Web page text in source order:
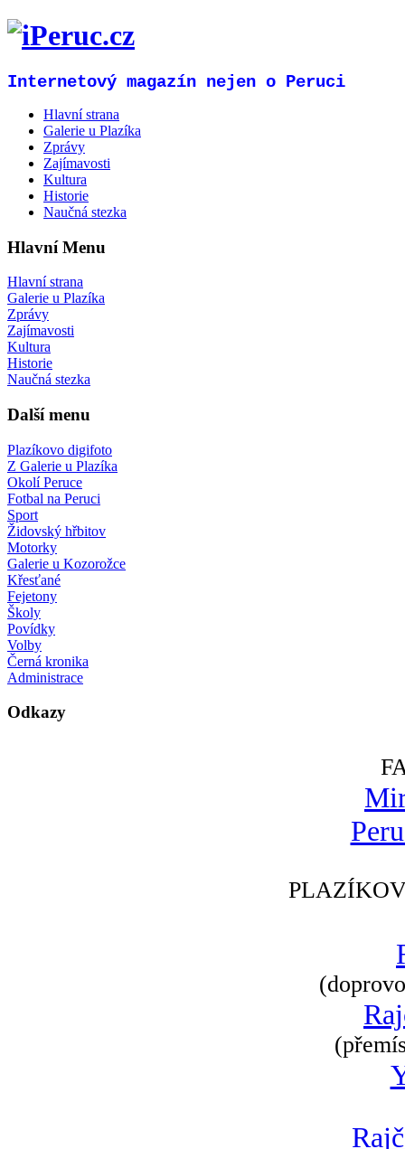
Internetový magazín nejen o Peruci
Hlavní strana
Galerie u Plazíka
Zprávy
Zajímavosti
Kultura
Historie
Naučná stezka
Hlavní Menu
Hlavní strana
Galerie u Plazíka
Zprávy
Zajímavosti
Kultura
Historie
Naučná stezka
Další menu
Plazíkovo digifoto
Z Galerie u Plazíka
Okolí Peruce
Fotbal na Peruci
Sport
Židovský hřbitov
Motorky
Galerie u Kozorožce
Křesťané
Fejetony
Školy
Povídky
Volby
Černá kronika
Administrace
Odkazy